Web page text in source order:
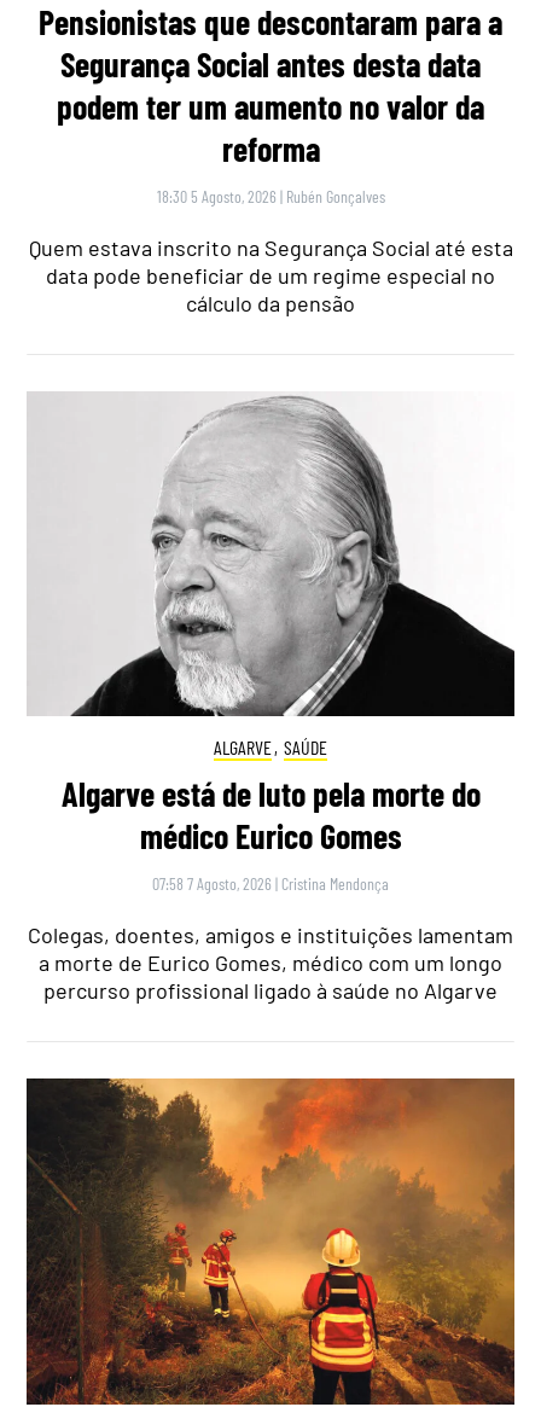
Pensionistas que descontaram para a
Segurança Social antes desta data
podem ter um aumento no valor da
reforma
18:30 5 Agosto, 2026 | Rubén Gonçalves
Quem estava inscrito na Segurança Social até esta
data pode beneficiar de um regime especial no
cálculo da pensão
ALGARVE, SAÚDE
Algarve está de luto pela morte do
médico Eurico Gomes
07:58 7 Agosto, 2026 | Cristina Mendonça
Colegas, doentes, amigos e instituições lamentam
a morte de Eurico Gomes, médico com um longo
percurso profissional ligado à saúde no Algarve